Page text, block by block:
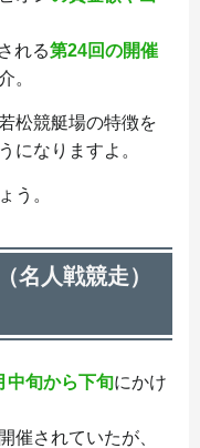
れる第24回の開催
。
松競艇場の特徴を
になりますよ。
う。
名人戦競走）
中旬から下旬にかけ
催されていたが、